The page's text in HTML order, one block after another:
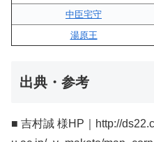
中臣宅守
湯原王
出典・参考
■ 吉村誠 様HP｜http://